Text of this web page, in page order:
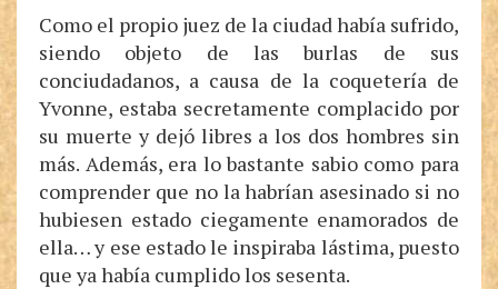
Como el propio juez de la ciudad había sufrido,
siendo objeto de las burlas de sus
conciudadanos, a causa de la coquetería de
Yvonne, estaba secretamente complacido por
su muerte y dejó libres a los dos hombres sin
más. Además, era lo bastante sabio como para
comprender que no la habrían asesinado si no
hubiesen estado ciegamente enamorados de
ella… y ese estado le inspiraba lástima, puesto
que ya había cumplido los sesenta.